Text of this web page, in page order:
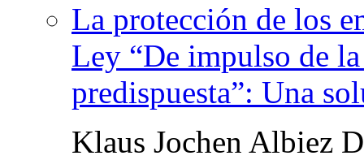
La protección de los
Ley “De impulso de
predispuesta”: Una
Klaus Jochen Albiez